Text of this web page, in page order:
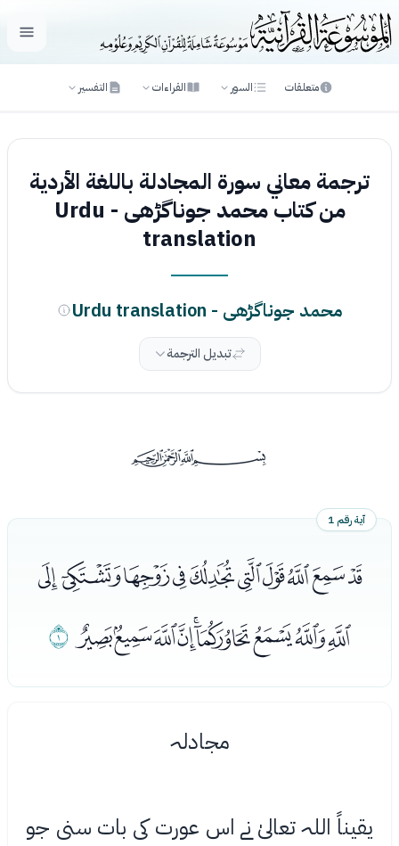
فتح
متعلقات السور القراءات التفسير
ترجمة معاني سورة المجادلة باللغة الأردية
من كتاب محمد جوناگڑھی - Urdu
translation
محمد جوناگڑھی - Urdu translation
تبديل الترجمة
ﰡ
آية رقم 1
ﭑﭒﭓﭔﭕﭖﭗﭘﭙﭚ
ﭛﭜﭝﭞﭟﭠﭡﭢﭣﭤ
مجادلہ
یقیناً اللہ تعالیٰ نے اس عورت کی بات سنی جو